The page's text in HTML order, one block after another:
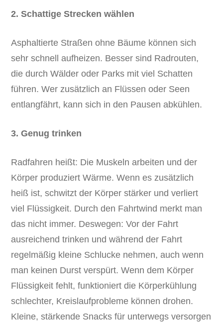
2. Schattige Strecken wählen
Asphaltierte Straßen ohne Bäume können sich
sehr schnell aufheizen. Besser sind Radrouten,
die durch Wälder oder Parks mit viel Schatten
führen. Wer zusätzlich an Flüssen oder Seen
entlangfährt, kann sich in den Pausen abkühlen.
3. Genug trinken
Radfahren heißt: Die Muskeln arbeiten und der
Körper produziert Wärme. Wenn es zusätzlich
heiß ist, schwitzt der Körper stärker und verliert
viel Flüssigkeit. Durch den Fahrtwind merkt man
das nicht immer. Deswegen: Vor der Fahrt
ausreichend trinken und während der Fahrt
regelmäßig kleine Schlucke nehmen, auch wenn
man keinen Durst verspürt. Wenn dem Körper
Flüssigkeit fehlt, funktioniert die Körperkühlung
schlechter, Kreislaufprobleme können drohen.
Kleine, stärkende Snacks für unterwegs versorgen